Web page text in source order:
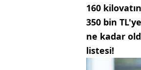
160
350 bin
ne kadar
listesi!